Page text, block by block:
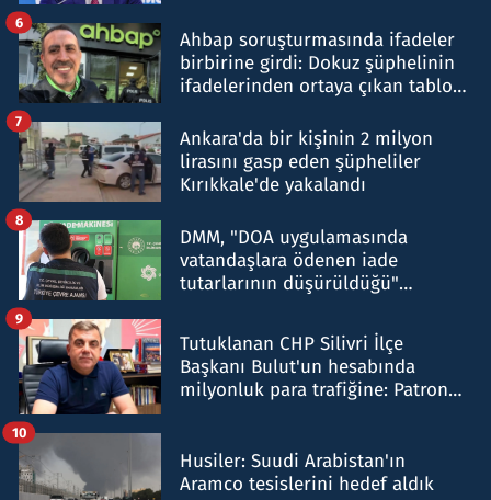
Ahbap soruşturmasında ifadeler
birbirine girdi: Dokuz şüphelinin
ifadelerinden ortaya çıkan tablo
6
Ankara'da bir kişinin 2 milyon
lirasını gasp eden şüpheliler
Kırıkkale'de yakalandı
7
DMM, "DOA uygulamasında
vatandaşlara ödenen iade
tutarlarının düşürüldüğü"
8
Tutuklanan CHP Silivri İlçe
Başkanı Bulut'un hesabında
milyonluk para trafiğine: Patron
9
Husiler: Suudi Arabistan'ın
Aramco tesislerini hedef aldık
10